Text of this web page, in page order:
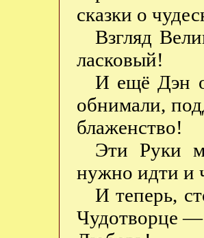
сказки о
Взгляд
ласковый!
И ещё Дэн
обнимали,
блаженство!
Эти Руки
нужно идти и
И теперь,
Чудотворце —